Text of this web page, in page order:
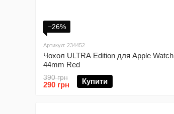
−26%
Артикул: 234452
Чохол ULTRA Edition для Apple Watch
44mm Red
390 грн
290 грн Купити